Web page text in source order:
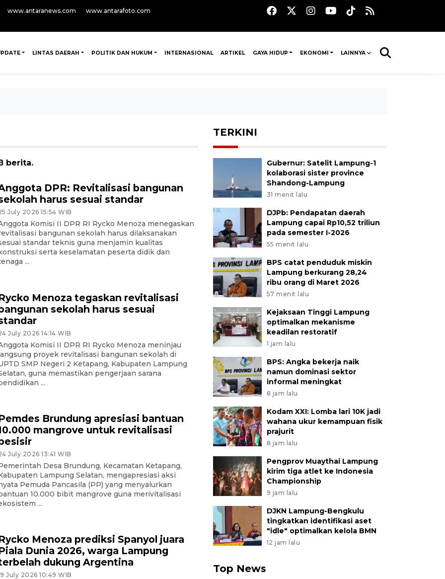
www.antaranews.com www.antarafoto.com
LINTAS DAERAH POLITIK DAN HUKUM INTERNASIONAL ARTIKEL GAYA HIDUP EKONOMI LAINNYA
berita.
DPR: Revitalisasi bangunan
harus sesuai standar
July 2026 15:54 WIB
Komisi II DPR RI Rycko Menoza menegaskan
bangunan sekolah harus dilaksanakan
standar teknis guna menjamin kualitas
serta keselamatan peserta didik dan
...
Menoza tegaskan revitalisasi
sekolah harus sesuai
July 2026 14:14 WIB
Komisi II DPR RI Rycko Menoza meninjau
proyek revitalisasi bangunan sekolah di
SMP Negeri 2 Ketapang, Kabupaten Lampung
guna memastikan pengerjaan sarana
...
Brundung apresiasi bantuan
mangrove untuk revitalisasi
July 2026 13:41 WIB
Desa Brundung, Kecamatan Ketapang,
Lampung Selatan, mengapresiasi aksi
Pemuda Pancasila (PP) yang menyalurkan
10.000 bibit mangrove guna merivitalisasi
...
Menoza prediksi Spanyol juara
Dunia 2026, warga Lampung
dukung Argentina
July 2026 10:49 WIB
TERKINI
Gubernur: Satelit Lampung-1
kolaborasi sister province
Shandong-Lampung
31 menit lalu
DJPb: Pendapatan daerah
Lampung capai Rp10,52 triliun
pada semester I-2026
55 menit lalu
BPS catat penduduk miskin
Lampung berkurang 28,24
ribu orang di Maret 2026
57 menit lalu
Kejaksaan Tinggi Lampung
optimalkan mekanisme
keadilan restoratif
1 jam lalu
BPS: Angka bekerja naik
namun dominasi sektor
informal meningkat
8 jam lalu
Kodam XXI: Lomba lari 10K jadi
wahana ukur kemampuan fisik
prajurit
8 jam lalu
Pengprov Muaythai Lampung
kirim tiga atlet ke Indonesia
Championship
9 jam lalu
DJKN Lampung-Bengkulu
tingkatkan identifikasi aset
"idle" optimalkan kelola BMN
12 jam lalu
Top News